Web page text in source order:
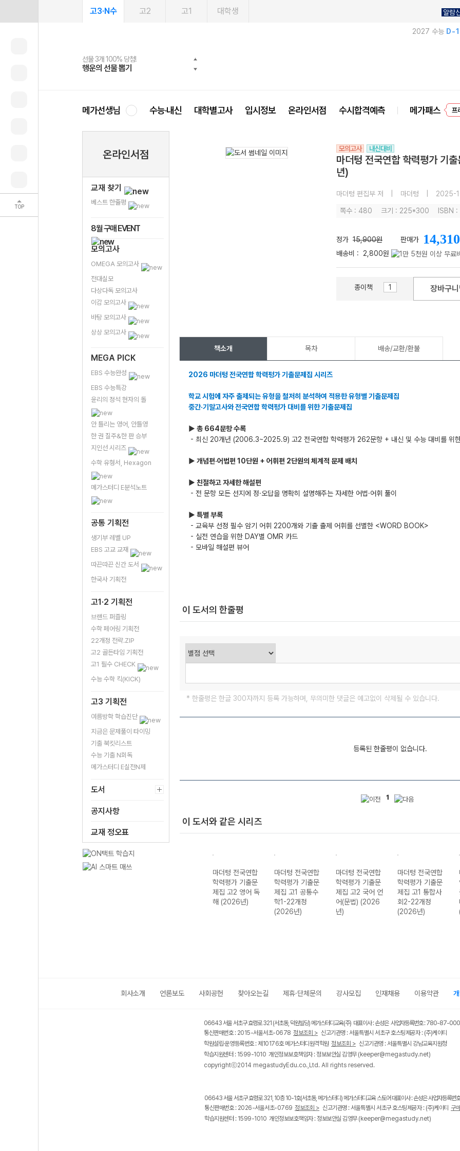
TOP
고3·N수 고2 고1 대학생 알람
2027 수능 D-
선물 3개 100% 당첨!
행운의 선물 뽑기
선물 100% 증정!
메가스터디 X 올리브
여름방학 스터디 캐시백
메가런 썸머스쿨
2027 러셀 단과
강사 공개선발
스마트러닝앱
설문 EVENT
메가패스
3일 무료 체험권
메가패스 수강생 무료혜택!
메가클럽 멤버십
사회공헌 캠페인
희망이룸 메가나눔
메가선생님 수능·내신 대학별고사 입시정보 온라인서점 수시합격예측 메가패스
프
온라인서점
교재 찾기
베스트 한줄평
8월 구매 EVENT
모의고사
OMEGA 모의고사
전대실모
다상다독 모의고사
이감 모의고사
바탕 모의고사
상상 모의고사
MEGA PICK
EBS 수능완성
EBS 수능특강
윤리의 정석 현자의 돌
안 틀리는 영어, 안틀영
한 권 질주&한 판 승부
지인선 시리즈
수학 유형서, Hexagon
메가스터디 E분석노트
공통 기획전
생기부 레벨 UP
EBS 고교 교재
따끈따끈 신간 도서
한국사 기획전
고1·2 기획전
브랜드 퍼즐링
수학 페어링 기획전
22개정 전략.ZIP
고2 골든타임 기획전
고1 필수 CHECK
수능 수학 킥(KICK)
고3 기획전
여름방학 학습진단
지금은 문제풀이 타이밍
기출 북킷리스트
수능 기출 N회독
메가스터디 E실전N제
도서
공지사항
교재 정오표
모의고사 내신대비
마더텅 전국연합 학력평가 기
년)
마더텅 편집부 저 마더텅 2025-
쪽수 : 480 크기 : 225*300 ISBN
정가 15,900원 판매가 14,310
배송비 : 2,800원
종이책 장바구
책소개 목차 배송/교환/환불
2026 마더텅 전국연합 학력평가 기출문제집 시리즈
학교 시험에 자주 출제되는 유형을 철저히 분석하여 적용한 유형별 기출문제집
중간·기말고사와 전국연합 학력평가 대비를 위한 기출문제집
▶ 총 664문항 수록
- 최신 20개년 (2006.3~2025.9) 고2 전국연합 학력평가 262문항 + 내신 및 수능 대비를 위
▶ 개념편·어법편 10단원 + 어휘편 2단원의 체계적 문제 배치
▶ 친절하고 자세한 해설편
- 전 문항 모든 선지에 정·오답을 명확히 설명해주는 자세한 어법·어휘 풀이
▶ 특별 부록
- 교육부 선정 필수 암기 어휘 2200개와 기출 출제 어휘를 선별한 <WORD BOOK>
- 실전 연습을 위한 DAY별 OMR 카드
- 모바일 해설편 뷰어
이 도서의 한줄평
* 한줄평은 한글 300자까지 등록 가능하며, 무의미한 댓글은 예고없이 삭제될 수 있습니다.
등록된 한줄평이 없습니다.
1
이 도서와 같은 시리즈
마더텅 전국연합
마더텅 전국연합
학력평가 기출문
제집 고2 영어 독
해 (2026년)
마더텅 전국연합
학력평가 기출문
제집 고1 공통수
학1-22개정
(2026년)
마더텅 전국연합
학력평가 기출문
제집 고2 국어 언
어(문법) (2026
년)
마더텅 전국연합
학력평가 기출문
제집 고1 통합사
회2-22개정
(2026년)
회사소개 언론보도 사회공헌 찾아오는길 제휴·단체문의 강사모집 인재채용 이용약관
06643 서울 서초구 효령로 321 (서초동, 덕원빌딩) 메가스터디교육(주) 대표이사 : 손성은 사업자등록번호 : 780-87-
통신판매번호 : 2015-서울서초-0678 정보조회 > 신고기관명 : 서울특별시 서초구 호스팅제공자 : (주)케이티
학원설립·운영등록번호 : 제10176호 메가스터디원격학원 정보조회 > 신고기관명 : 서울특별시 강남교육지원청
학습지원센터 : 1599-1010 개인정보보호책임자 : 정보보안실 김영무(keeper@megastudy.net)
copyrightⓒ2014 megastudyEdu.co.,Ltd. All rights reserved.
06643 서울 서초구 효령로 321, 10층 10-1호(서초동, 메가스터디) 메가스터디교육 스토어 대표이사 : 손성은 사업자등
통신판매번호 : 2026-서울서초-0769 정보조회 > 신고기관명 : 서울특별시 서초구 호스팅제공자 : (주)케이티 구
학습지원센터 : 1599-1010 개인정보보호책임자 : 정보보안실 김영무(keeper@megastudy.net)